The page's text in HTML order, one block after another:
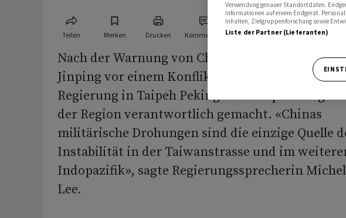
Teilen Merken Drucken Kommentare
Nach der Warnung von Chinas Staatschef Xi
Jinping vor einem Konflikt um Taiwan hat die
Regierung in Taipeh Peking für die Spannungen
der Region verantwortlich gemacht. «Chinas
militärische Drohungen sind die einzige Quelle
Instabilität in der Taiwanstrasse und im
Indopazifik», sagte Regierungssprecherin
Lee.
Verwendung genauer Standortdaten.
Informationen auf einem Endgerät.
Inhalten, Zielgruppenforschung sowie
Liste der Partner (Lieferanten)